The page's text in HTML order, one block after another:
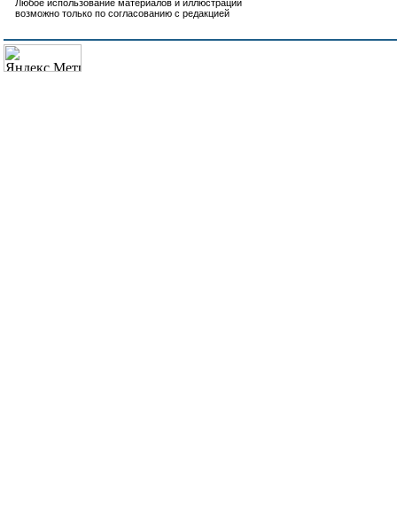
Любое использование материалов и иллюстраций
возможно только по согласованию с редакцией